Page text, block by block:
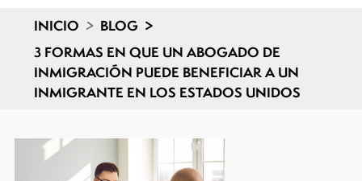
INICIO > BLOG >
3 FORMAS EN QUE UN ABOGADO DE
INMIGRACIÓN PUEDE BENEFICIAR A UN
INMIGRANTE EN LOS ESTADOS UNIDOS